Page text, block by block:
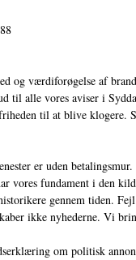
og værdiforøgelse af
til alle vores aviser i
til at blive klogere.
er uden
vores fundament i den
gennem tiden.
ikke nyhederne. Vi
om politisk